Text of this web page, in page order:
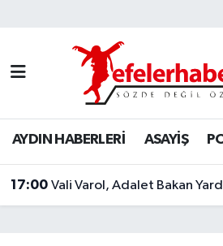
AYDIN HABERLERİ ASAYİŞ
17:00 Vali Varol, Adalet Bakan
Nöbetçi Eczaneler
Hava Durumu
Aydin Namaz Vakitleri
Trafik Durumu